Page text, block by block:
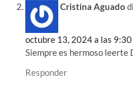
Cristina Aguado
octubre 13, 2024 a las 9:30
Siempre es hermoso leerte
Responder